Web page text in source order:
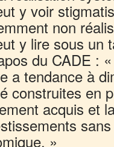
y voir
non
y lire sous un
du CADE :
a tendance à
construites en
acquis et
»